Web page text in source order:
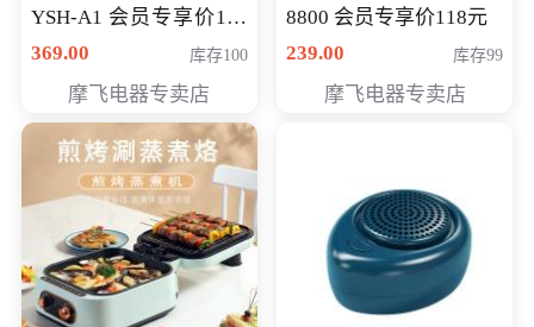
YSH-A1 会员专享价198
元
369.00 库存100
摩飞电器专卖店
8800 会员专享价118元
239.00
库存99
摩飞电器专卖店